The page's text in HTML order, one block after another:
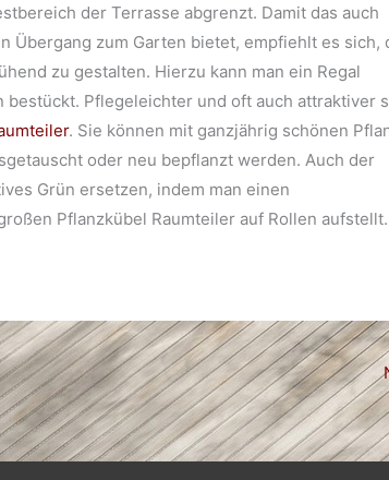
der Terrasse abgrenzt. Damit das auch
Übergang zum Garten bietet, empfiehlt es sich,
zu gestalten. Hierzu kann man ein Regal
bestückt. Pflegeleichter und oft auch attraktiver
. Sie können mit ganzjährig schönen
oder neu bepflanzt werden. Auch der
Grün ersetzen, indem man einen
Pflanzkübel Raumteiler auf Rollen aufstellt.